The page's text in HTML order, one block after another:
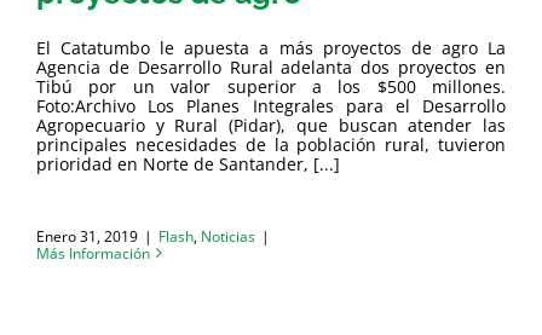
El Catatumbo le apuesta a más proyectos de agro La
Agencia de Desarrollo Rural adelanta dos proyectos en
Tibú por un valor superior a los $500 millones.
Foto:Archivo Los Planes Integrales para el Desarrollo
Agropecuario y Rural (Pidar), que buscan atender las
principales necesidades de la población rural, tuvieron
prioridad en Norte de Santander, [...]
Enero 31, 2019 | Flash, Noticias |
Más Información